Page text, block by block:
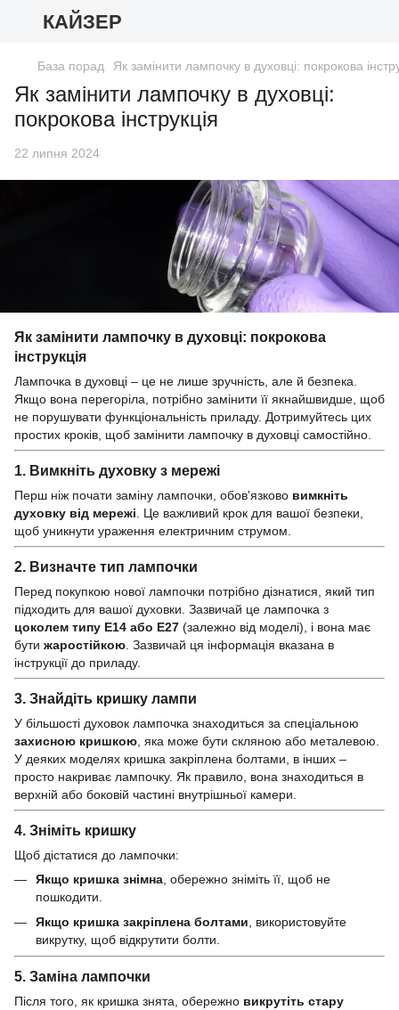
КАЙЗЕР
База порад Як замінити лампочку в духовці: покрокова
Як замінити лампочку в духовці:
покрокова інструкція
22 липня 2024
Як замінити лампочку в духовці: покрокова
інструкція
Лампочка в духовці – це не лише зручність, але й безпека.
Якщо вона перегоріла, потрібно замінити її якнайшвидше, щоб
не порушувати функціональність приладу. Дотримуйтесь цих
простих кроків, щоб замінити лампочку в духовці самостійно.
1. Вимкніть духовку з мережі
Перш ніж почати заміну лампочки, обов'язково вимкніть
духовку від мережі . Це важливий крок для вашої безпеки,
щоб уникнути ураження електричним струмом.
2. Визначте тип лампочки
Перед покупкою нової лампочки потрібно дізнатися, який тип
підходить для вашої духовки. Зазвичай це лампочка з
цоколем типу E14 або E27 (залежно від моделі), і вона має
бути жаростійкою . Зазвичай ця інформація вказана в
інструкції до приладу.
3. Знайдіть кришку лампи
У більшості духовок лампочка знаходиться за спеціальною
захисною кришкою , яка може бути скляною або металевою.
У деяких моделях кришка закріплена болтами, в інших –
просто накриває лампочку. Як правило, вона знаходиться в
верхній або боковій частині внутрішньої камери.
4. Зніміть кришку
Щоб дістатися до лампочки:
Якщо кришка знімна , обережно зніміть її, щоб не
пошкодити.
Якщо кришка закріплена болтами , використовуйте
викрутку, щоб відкрутити болти.
5. Заміна лампочки
Після того, як кришка знята, обережно викрутіть стару